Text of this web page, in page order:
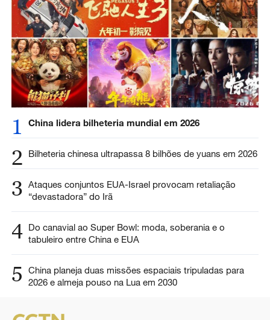
1 China lidera bilheteria mundial em 2026
2 Bilheteria chinesa ultrapassa 8 bilhões de yuans em 2026
3 Ataques conjuntos EUA-Israel provocam retaliação
“devastadora” do Irã
4 Do canavial ao Super Bowl: moda, soberania e o
tabuleiro entre China e EUA
5
China planeja duas missões espaciais tripuladas para
2026 e almeja pouso na Lua em 2030